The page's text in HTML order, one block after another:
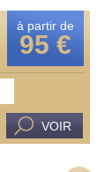
à partir de
95 €
VOIR